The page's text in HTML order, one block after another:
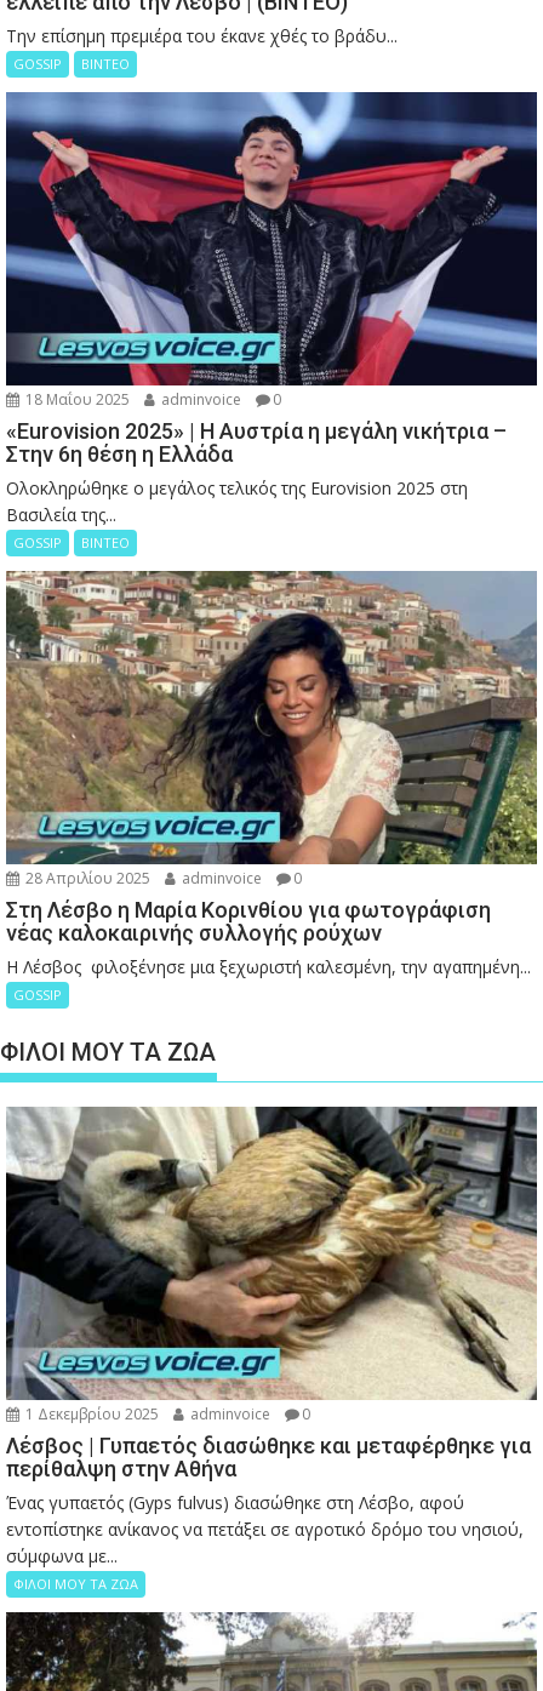
Την επίσημη πρεμιέρα του έκανε χθές το βράδυ...
GOSSIP ΒΙΝΤΕΟ
18 Μαΐου 2025 adminvoice 0
«Eurovision 2025» | Η Αυστρία η μεγάλη νικήτρια –
Στην 6η θέση η Ελλάδα
Ολοκληρώθηκε ο μεγάλος τελικός της Eurovision 2025 στη
Βασιλεία της...
GOSSIP ΒΙΝΤΕΟ
28 Απριλίου 2025 adminvoice 0
Στη Λέσβο η Μαρία Κορινθίου για φωτογράφιση
νέας καλοκαιρινής συλλογής ρούχων
Η Λέσβος φιλοξένησε μια ξεχωριστή καλεσμένη, την αγαπημένη...
GOSSIP
ΦΙΛΟΙ ΜΟΥ ΤΑ ΖΩΑ
1 Δεκεμβρίου 2025 adminvoice 0
Λέσβος | Γυπαετός διασώθηκε και μεταφέρθηκε για
περίθαλψη στην Αθήνα
Ένας γυπαετός (Gyps fulvus) διασώθηκε στη Λέσβο, αφού
εντοπίστηκε ανίκανος να πετάξει σε αγροτικό δρόμο του νησιού,
σύμφωνα με...
ΦΙΛΟΙ ΜΟΥ ΤΑ ΖΩΑ